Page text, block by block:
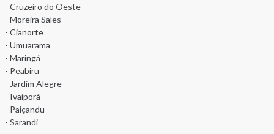
- Cruzeiro do Oeste
- Moreira Sales
- Cianorte
- Umuarama
- Maringá
- Peabiru
- Jardim Alegre
- Ivaiporã
- Paiçandu
- Sarandi